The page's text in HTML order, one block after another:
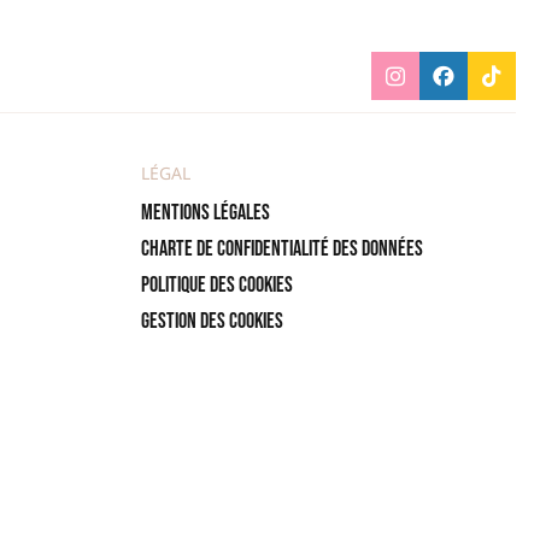
LÉGAL
Mentions légales
Charte de confidentialité des données
Politique des cookies
Gestion des cookies